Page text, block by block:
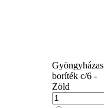
Gyöngyházas
boríték c/6 -
Zöld